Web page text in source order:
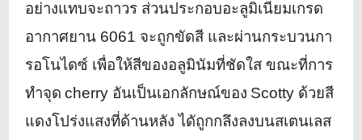
อย่างแทบจะถาวร ส่วนประกอบอะลูมิเนียมเกรด
อากาศยาน 6061 จะถูกขัดสี และผ่านกระบวนกา
รอโนไดซ์ เพื่อให้สีของอลูมินัมที่ชัดใส ขณะที่การ
ทำจุด cherry อันเป็นเอกลักษณ์ของ Scotty ด้วยสี
แดงโปร่งแสงที่ด้านหลัง ไดัถูกกลึงลงบนสเตนเลส